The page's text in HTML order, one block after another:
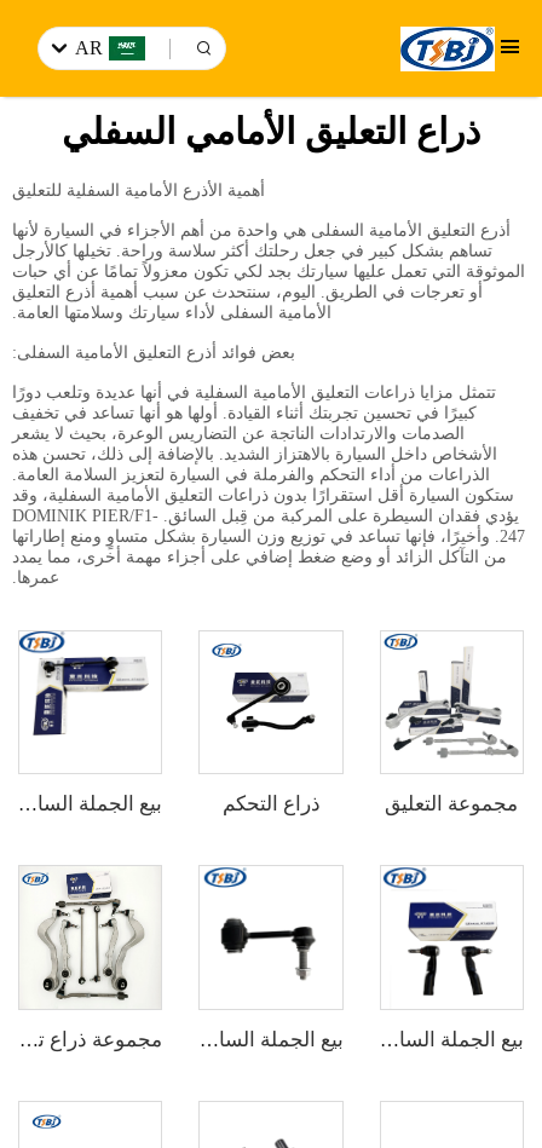
AR
ذراع التعليق الأمامي السفلي
أهمية الأذرع الأمامية السفلية للتعليق
أذرع التعليق الأمامية السفلى هي واحدة من أهم الأجزاء في السيارة لأنها
تساهم بشكل كبير في جعل رحلتك أكثر سلاسة وراحة. تخيلها كالأرجل
الموثوقة التي تعمل عليها سيارتك بجد لكي تكون معزولاً تمامًا عن أي حبات
أو تعرجات في الطريق. اليوم، سنتحدث عن سبب أهمية أذرع التعليق
الأمامية السفلى لأداء سيارتك وسلامتها العامة.
بعض فوائد أذرع التعليق الأمامية السفلى:
تتمثل مزايا ذراعات التعليق الأمامية السفلية في أنها عديدة وتلعب دورًا
كبيرًا في تحسين تجربتك أثناء القيادة. أولها هو أنها تساعد في تخفيف
الصدمات والارتدادات الناتجة عن التضاريس الوعرة، بحيث لا يشعر
الأشخاص داخل السيارة بالاهتزاز الشديد. بالإضافة إلى ذلك، تحسن هذه
الذراعات من أداء التحكم والفرملة في السيارة لتعزيز السلامة العامة.
ستكون السيارة أقل استقرارًا بدون ذراعات التعليق الأمامية السفلية، وقد
يؤدي فقدان السيطرة على المركبة من قِبل السائق. DOMINIK PIER/F1-
247. وأخيرًا، فإنها تساعد في توزيع وزن السيارة بشكل متساوٍ ومنع إطاراتها
من التآكل الزائد أو وضع ضغط إضافي على أجزاء مهمة أخرى، مما يمدد
عمرها.
مجموعة التعليق ذراع التحكم بيع الجملة الساخن من المصنع مجموعة كاملة من أجزاء هيكل السيارة مثل رابط الاستقرار الخلفي لسيارات شيفروليه NEW EPICA رقم الأصلي: 96639910
بيع الجملة الساخن من المصنع مجموعة كاملة من أجزاء الهيكل السيارات مثل نهاية ذراع الاتصال لسيارات مازدا 6 (GG) رقم الأصلي: GJ6E-32-290 بيع الجملة الساخن في المصنع مجموعة كاملة من أجزاء هيكل السيارة مثل رابط التثبيت الأمامي لسيارات جيب جراند شيروكي 11 رقم الأصلي: 68280910AD مجموعة ذراع تحكم من الألمنيوم ذات جودة عالية لسيارات بي إم دبليو سلسلة 7 E65/E66 أصلي 31126755836 33321096797 31126774831